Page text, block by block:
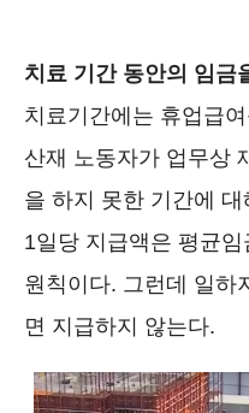
치료 기간 동안의 임금
치료기간에는 휴업급
산재 노동자가 업무상
을 하지 못한 기간에
1일당 지급액은 평균임
원칙이다. 그런데 일하
면 지급하지 않는다.